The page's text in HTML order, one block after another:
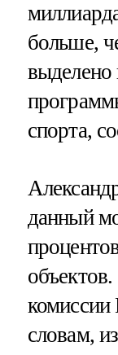
больше,
выделено
спорта,
данный
словам,